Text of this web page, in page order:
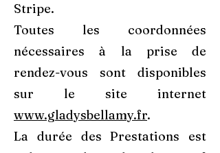
Stripe.
Toutes les coordonnées
nécessaires à la prise de
rendez-vous sont disponibles
sur le site internet
www.gladysbellamy.fr.
La durée des Prestations est